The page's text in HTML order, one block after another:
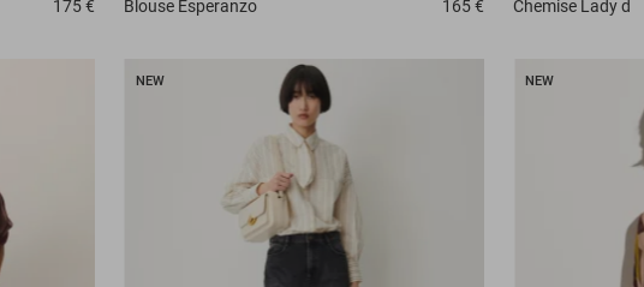
175 € Blouse Esperanzo 165 € Chemise Lady d
NEW NEW